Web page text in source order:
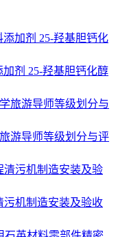
加剂 25-羟基胆钙化醇
游导师等级划分与评
污机制造安装及验收